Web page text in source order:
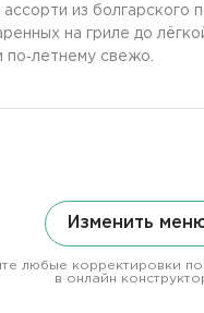
из болгарского
на гриле до
по‑летнему свежо.
Изменить
любые корректировки
в онлайн